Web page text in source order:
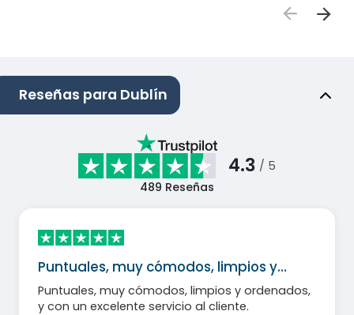
Reseñas para Dublín
4.3 / 5
489 Reseñas
Puntuales, muy cómodos, limpios y…
Puntuales, muy cómodos, limpios y ordenados,
y con un excelente servicio al cliente.